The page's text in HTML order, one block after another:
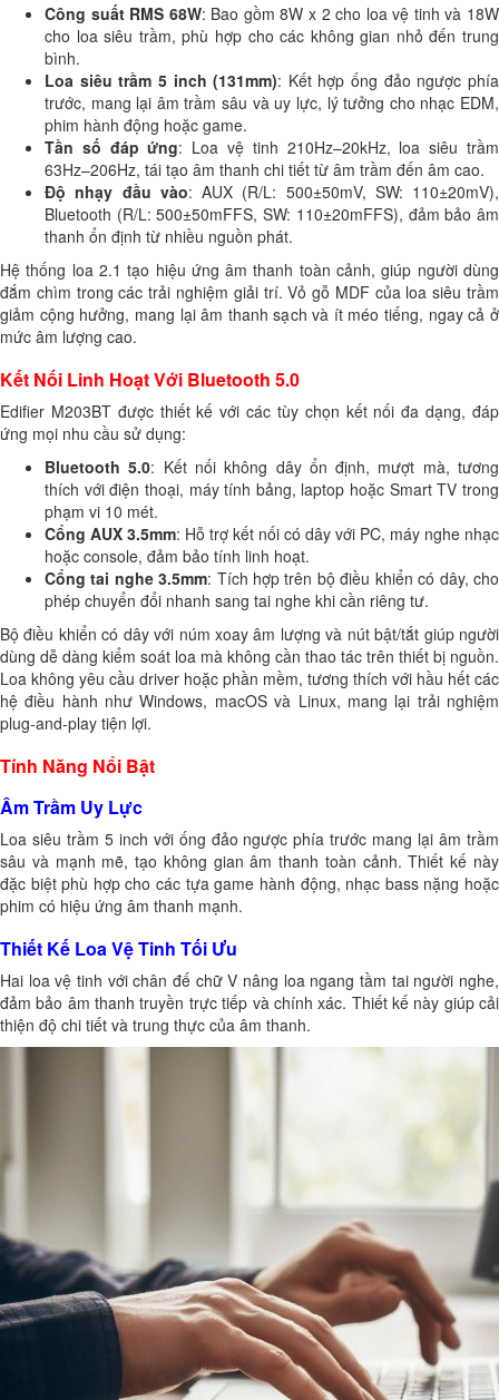
Công suất RMS 68W: Bao gồm 8W x 2 cho loa vệ tinh và 18W
cho loa siêu trầm, phù hợp cho các không gian nhỏ đến trung
bình.
Loa siêu trầm 5 inch (131mm): Kết hợp ống đảo ngược phía
trước, mang lại âm trầm sâu và uy lực, lý tưởng cho nhạc EDM,
phim hành động hoặc game.
Tần số đáp ứng: Loa vệ tinh 210Hz–20kHz, loa siêu trầm
63Hz–206Hz, tái tạo âm thanh chi tiết từ âm trầm đến âm cao.
Độ nhạy đầu vào: AUX (R/L: 500±50mV, SW: 110±20mV),
Bluetooth (R/L: 500±50mFFS, SW: 110±20mFFS), đảm bảo âm
thanh ổn định từ nhiều nguồn phát.
Hệ thống loa 2.1 tạo hiệu ứng âm thanh toàn cảnh, giúp người dùng
đắm chìm trong các trải nghiệm giải trí. Vỏ gỗ MDF của loa siêu trầm
giảm cộng hưởng, mang lại âm thanh sạch và ít méo tiếng, ngay cả ở
mức âm lượng cao.
Kết Nối Linh Hoạt Với Bluetooth 5.0
Edifier M203BT được thiết kế với các tùy chọn kết nối đa dạng, đáp
ứng mọi nhu cầu sử dụng:
Bluetooth 5.0: Kết nối không dây ổn định, mượt mà, tương
thích với điện thoại, máy tính bảng, laptop hoặc Smart TV trong
phạm vi 10 mét.
Cổng AUX 3.5mm: Hỗ trợ kết nối có dây với PC, máy nghe nhạc
hoặc console, đảm bảo tính linh hoạt.
Cổng tai nghe 3.5mm: Tích hợp trên bộ điều khiển có dây, cho
phép chuyển đổi nhanh sang tai nghe khi cần riêng tư.
Bộ điều khiển có dây với núm xoay âm lượng và nút bật/tắt giúp người
dùng dễ dàng kiểm soát loa mà không cần thao tác trên thiết bị nguồn.
Loa không yêu cầu driver hoặc phần mềm, tương thích với hầu hết các
hệ điều hành như Windows, macOS và Linux, mang lại trải nghiệm
plug-and-play tiện lợi.
Tính Năng Nổi Bật
Âm Trầm Uy Lực
Loa siêu trầm 5 inch với ống đảo ngược phía trước mang lại âm trầm
sâu và mạnh mẽ, tạo không gian âm thanh toàn cảnh. Thiết kế này
đặc biệt phù hợp cho các tựa game hành động, nhạc bass nặng hoặc
phim có hiệu ứng âm thanh mạnh.
Thiết Kế Loa Vệ Tinh Tối Ưu
Hai loa vệ tinh với chân đế chữ V nâng loa ngang tầm tai người nghe,
đảm bảo âm thanh truyền trực tiếp và chính xác. Thiết kế này giúp cải
thiện độ chi tiết và trung thực của âm thanh.